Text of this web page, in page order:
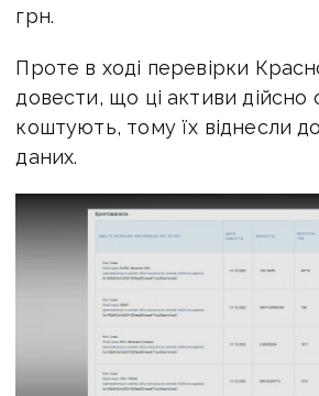
грн.
Проте в ході перевірки
довести, що ці активи дійсно
коштують, тому їх віднесли
даних.